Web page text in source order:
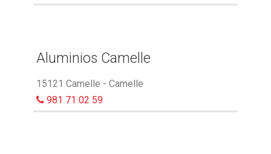
Aluminios Camelle
15121 Camelle - Camelle
981 71 02 59